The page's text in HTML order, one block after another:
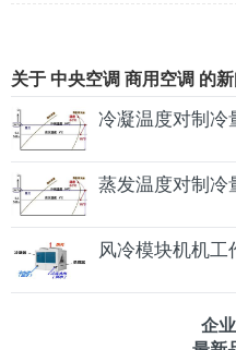
关于 中央空调 商用空调 的
冷凝温度对制冷
蒸发温度对制冷
风冷模块机机
企